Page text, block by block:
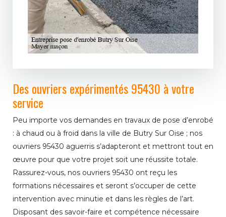
Des ouvriers expérimentés 95430 à votre
service
Peu importe vos demandes en travaux de pose d’enrobé
: à chaud ou à froid dans la ville de Butry Sur Oise ; nos
ouvriers 95430 aguerris s’adapteront et mettront tout en
œuvre pour que votre projet soit une réussite totale.
Rassurez-vous, nos ouvriers 95430 ont reçu les
formations nécessaires et seront s’occuper de cette
intervention avec minutie et dans les règles de l’art.
Disposant des savoir-faire et compétence nécessaire